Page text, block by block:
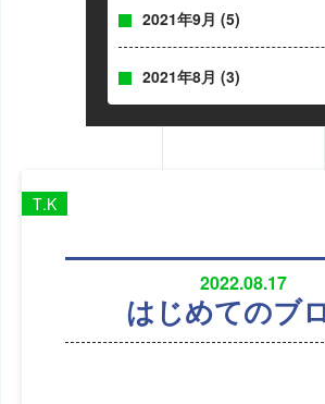
2021年9月 (5)
2021年8月 (3)
2022.08.17
はじめてのブ
T.K